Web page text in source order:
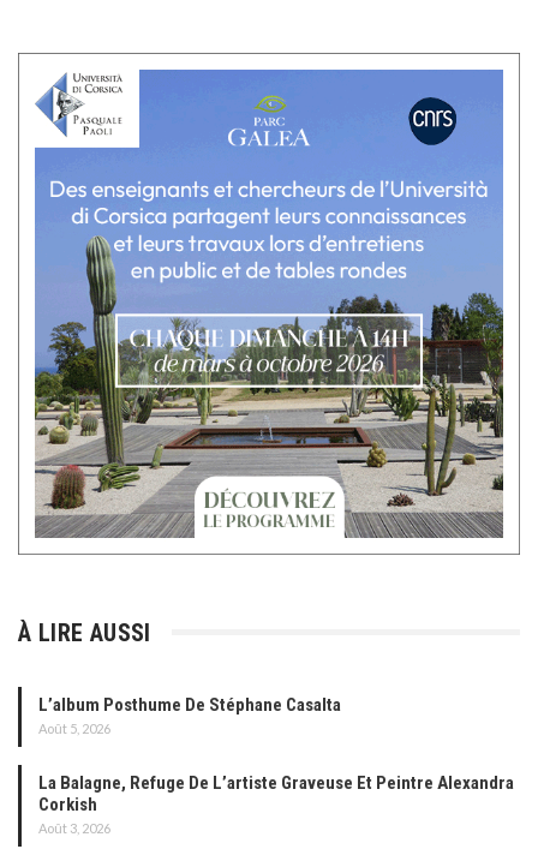
À LIRE AUSSI
L’album Posthume De Stéphane Casalta
Août 5, 2026
La Balagne, Refuge De L’artiste Graveuse Et Peintre Alexandra
Corkish
Août 3, 2026